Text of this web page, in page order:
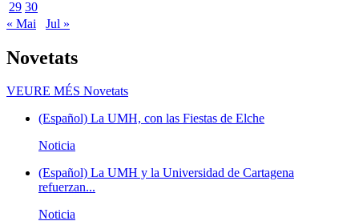
29 30
« Mai
Jul »
Novetats
VEURE MÉS Novetats
(Español) La UMH, con las Fiestas de Elche
Noticia
(Español) La UMH y la Universidad de Cartagena
refuerzan...
Noticia